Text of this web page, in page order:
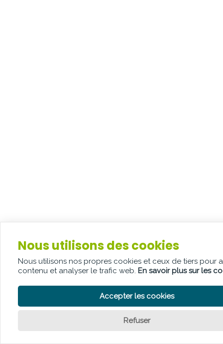
Nous utilisons des cookies
Nous utilisons nos propres cookies et ceux de tiers pour
contenu et analyser le trafic web. En savoir plus sur les
Accepter les cookies
Refuser